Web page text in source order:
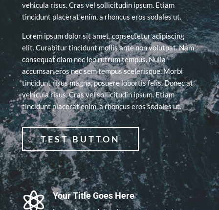
vehicula risus. Cras vel sollicitudin ipsum. Etiam
tincidunt placerat enim, a rhoncus eros sodales ut.
Lorem ipsum dolor sit amet, consectetur adipiscing
elit. Curabitur tincidunt mollis ante non volutpat. Nam
consequat diam nec leo rutrum tempus. Nulla
accumsan eros nec sem tempus scelerisque. Morbi
tincidunt risus magna, posuere lobortis felis. Donec at
vehicula risus. Cras vel sollicitudin ipsum. Etiam
tincidunt placerat enim, a rhoncus eros sodales ut.
TEST BUTTON
 Your Title Goes Here